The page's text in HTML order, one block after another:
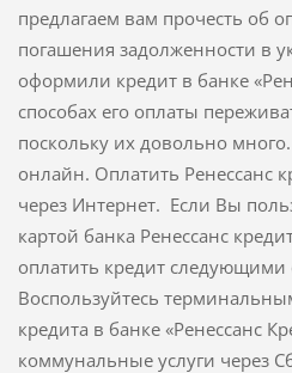
предлагаем вам прочесть об
погашения задолженности в
оформили кредит в банке
способах его оплаты
поскольку их довольно
онлайн. Оплатить Ренессанс
через Интернет. Если Вы
картой банка Ренессанс
оплатить кредит следующими
Воспользуйтесь
кредита в банке «Ренессанс
коммунальные услуги через